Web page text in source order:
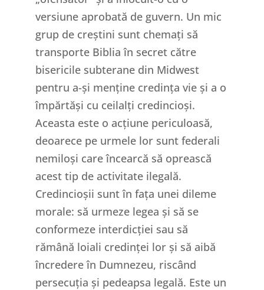
versiune aprobată de guvern. Un mic
grup de creștini sunt chemați să
transporte Biblia în secret către
bisericile subterane din Midwest
pentru a-și menține credința vie și a o
împărtăși cu ceilalți credincioși.
Aceasta este o acțiune periculoasă,
deoarece pe urmele lor sunt federali
nemiloși care încearcă să oprească
acest tip de activitate ilegală.
Credincioșii sunt în fața unei dileme
morale: să urmeze legea și să se
conformeze interdicției sau să
rămână loiali credinței lor și să aibă
încredere în Dumnezeu, riscând
persecuția și pedeapsa legală. Este un